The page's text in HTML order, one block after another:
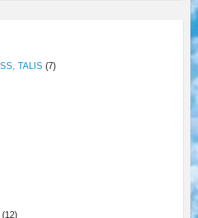
TALIS (7)